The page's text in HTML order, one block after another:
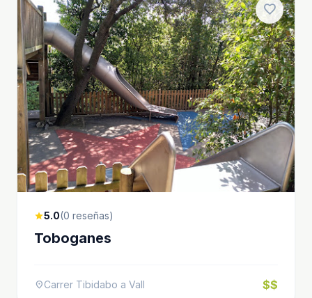
favorite
star5.0(0 reseñas)
Toboganes
location_onCarrer Tibidabo a Vall $$